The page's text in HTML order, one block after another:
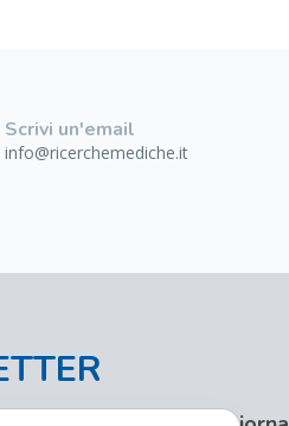
Scrivi un'email
info@ricerchemediche.it